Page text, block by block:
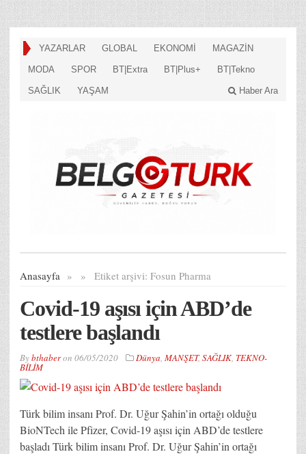
YAZARLAR GLOBAL EKONOMİ MAGAZİN
MODA SPOR BT|Extra BT|Plus+ BT|Tekno
SAĞLIK YAŞAM Haber Ara
Anasayfa » Etiket arşivi:
» Fosun Pharma
Covid-19 aşısı için ABD’de
testlere başlandı
Bybthaberon 06/05/2020 Dünya, MANŞET, SAĞLIK, TEKNO-
BİLİM
Türk bilim insanı Prof. Dr. Uğur Şahin’in ortağı olduğu
BioNTech ile Pfizer, Covid-19 aşısı için ABD’de testlere
başladı Türk bilim insanı Prof. Dr. Uğur Şahin’in ortağı